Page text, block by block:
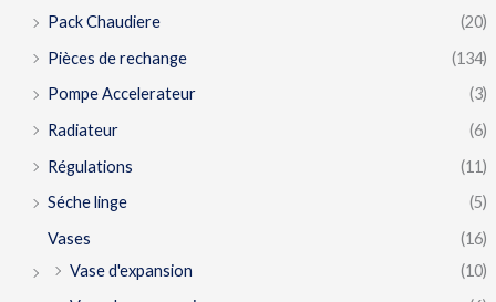
Pack Chaudiere
(20)
Pièces de rechange
(134)
Pompe Accelerateur
(3)
Radiateur
(6)
Régulations
(11)
Séche linge
(5)
Vases
(16)
Vase d'expansion
(10)